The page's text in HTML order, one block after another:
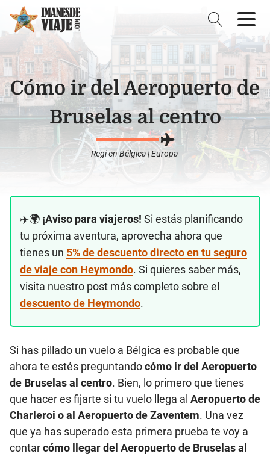
Cómo ir del Aeropuerto de
Bruselas al centro
RegienBélgica|Europa
✈️🌍 ¡Aviso para viajeros! Si estás planificando
tu próxima aventura, aprovecha ahora que
tienes un 5% de descuento directo en tu seguro
de viaje con Heymondo. Si quieres saber más,
visita nuestro post más completo sobre el
descuento de Heymondo.
Si has pillado un vuelo a Bélgica es probable que
ahora te estés preguntandocómo ir del Aeropuerto
de Bruselas al centro. Bien, lo primero que tienes
que hacer es fijarte si tu vuelo llega al Aeropuerto de
Charleroi o al Aeropuerto de Zaventem. Una vez
que ya has superado esta primera prueba te voy a
contarcómo llegar del Aeropuerto de Bruselas al